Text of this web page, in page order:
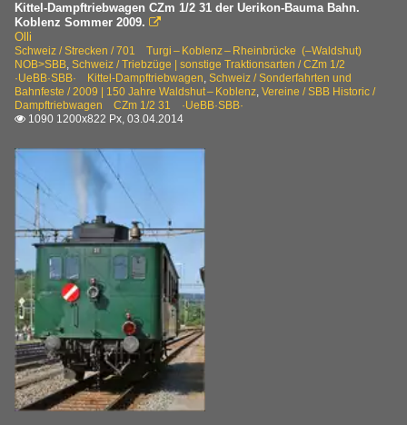
Kittel-Dampftriebwagen CZm 1/2 31 der Uerikon-Bauma Bahn.
Koblenz Sommer 2009. 
Olli
Schweiz / Strecken / 701 Turgi – Koblenz – Rheinbrücke (–Waldshut)
NOB>SBB, Schweiz / Triebzüge | sonstige Traktionsarten / CZm 1/2
·UeBB·SBB· Kittel-Dampftriebwagen, Schweiz / Sonderfahrten und
Bahnfeste / 2009 | 150 Jahre Waldshut – Koblenz, Vereine / SBB Historic /
Dampftriebwagen CZm 1/2 31 ·UeBB·SBB·
 1090 1200x822 Px, 03.04.2014